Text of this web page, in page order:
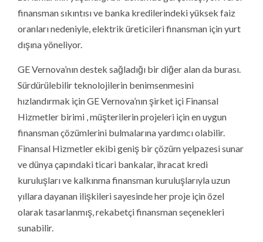
finansman sıkıntısı ve banka kredilerindeki yüksek faiz
oranları nedeniyle, elektrik üreticileri finansman için yurt
dışına yöneliyor.
GE Vernova’nın destek sağladığı bir diğer alan da burası.
Sürdürülebilir teknolojilerin benimsenmesini
hızlandırmak için GE Vernova’nın şirket içi Finansal
Hizmetler birimi , müşterilerin projeleri için en uygun
finansman çözümlerini bulmalarına yardımcı olabilir.
Finansal Hizmetler ekibi geniş bir çözüm yelpazesi sunar
ve dünya çapındaki ticari bankalar, ihracat kredi
kuruluşları ve kalkınma finansman kuruluşlarıyla uzun
yıllara dayanan ilişkileri sayesinde her proje için özel
olarak tasarlanmış, rekabetçi finansman seçenekleri
sunabilir.